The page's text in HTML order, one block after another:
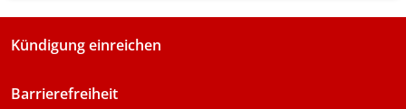
Kündigung einreichen
Barrierefreiheit